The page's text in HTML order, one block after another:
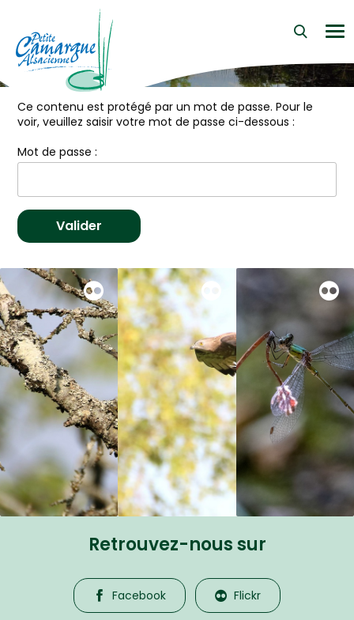
La Petite Camargue Alsacienne Réserve Naturelle au
Accueil
Espace administrateurs
Ce contenu est protégé par un mot de passe. Pour le
voir, veuillez saisir votre mot de passe ci-dessous :
Mot de passe :
Retrouvez-nous sur
Facebook Flickr